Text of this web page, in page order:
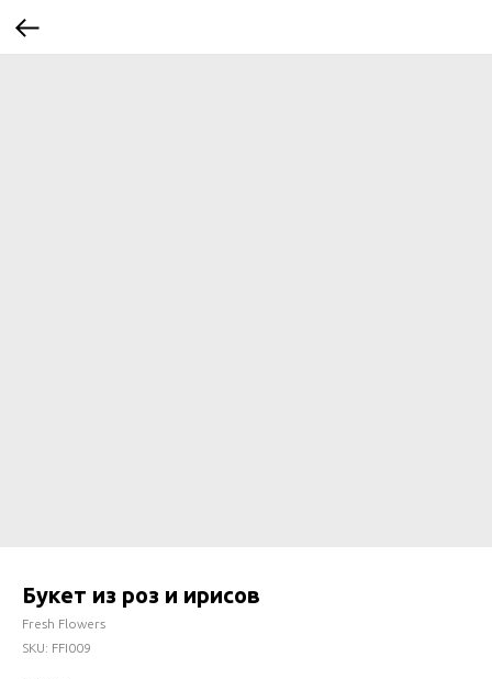
Букет из роз и ирисов
Fresh Flowers
SKU: FFI009